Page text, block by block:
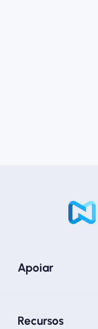
Apoiar
Recursos